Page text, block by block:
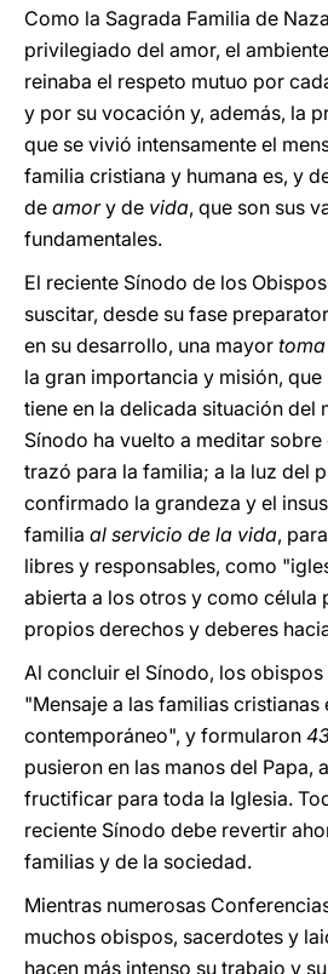
Como la Sagrada Familia de
privilegiado del amor, el
reinaba el respeto mutuo por
y por su vocación y, además, la
que se vivió intensamente el
familia cristiana y humana es, y
de amory de vida, que son sus
fundamentales.
El reciente Sínodo de los
suscitar, desde su fase
en su desarrollo, una mayor
la gran importancia y misión,
tiene en la delicada situación del
Sínodo ha vuelto a meditar
trazó para la familia; a la luz del
confirmado la grandeza y el
familia al servicio de la vida,
libres y responsables, como
abierta a los otros y como célula
propios derechos y deberes
Al concluir el Sínodo, los
"Mensaje a las familias cristianas
contemporáneo", y formularon
pusieron en las manos del Papa,
fructificar para toda la Iglesia.
reciente Sínodo debe revertir
familias y de la sociedad.
Mientras numerosas
muchos obispos, sacerdotes y
hacen más intenso su trabajo y